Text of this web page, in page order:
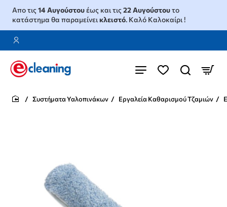
Απο τις14 Αυγούστουέως και τις22 Αυγούστουτο
κατάστημα θα παραμείνεικλειστό. Καλό Καλοκαίρι !
Συστήματα Υαλοπινάκων Εργαλεία Καθαρισμού Τζαμιών